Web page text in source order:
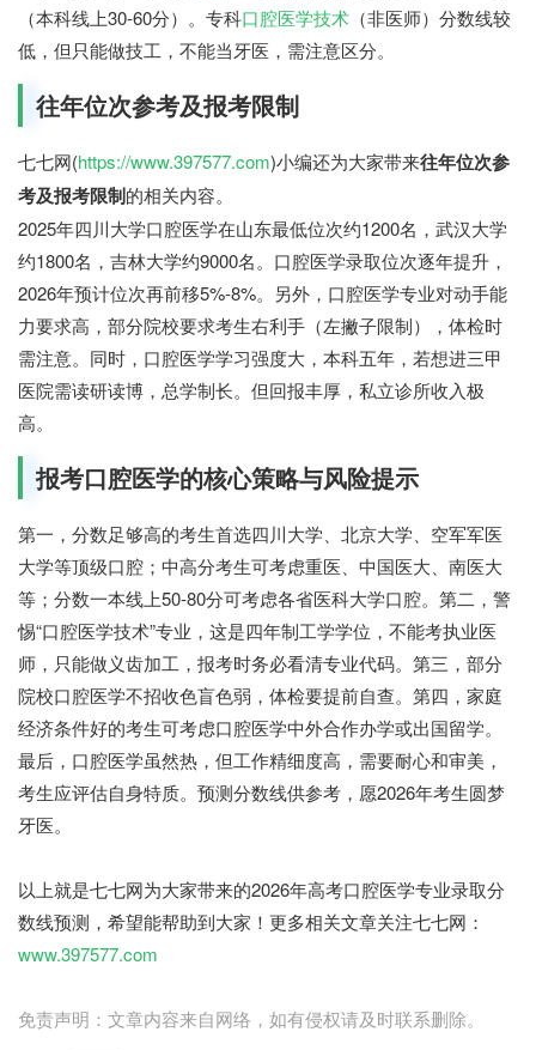
（本科线上30-60分）。专科口腔医学技术 （非医师）分数线较
低，但只能做技工，不能当牙医，需注意区分。
往年位次参考及报考限制
七七网(https://www.397577.com)小编还为大家带来往年位次参
考及报考限制的相关内容。
2025年四川大学口腔医学在山东最低位次约1200名，武汉大学
约1800名，吉林大学约9000名。口腔医学录取位次逐年提升，
2026年预计位次再前移5%-8%。另外，口腔医学专业对动手能
力要求高，部分院校要求考生右利手（左撇子限制），体检时
需注意。同时，口腔医学学习强度大，本科五年，若想进三甲
医院需读研读博，总学制长。但回报丰厚，私立诊所收入极
高。
报考口腔医学的核心策略与风险提示
第一，分数足够高的考生首选四川大学、北京大学、空军军医
大学等顶级口腔；中高分考生可考虑重医、中国医大、南医大
等；分数一本线上50-80分可考虑各省医科大学口腔。第二，警
惕“口腔医学技术”专业，这是四年制工学学位，不能考执业医
师，只能做义齿加工，报考时务必看清专业代码。第三，部分
院校口腔医学不招收色盲色弱，体检要提前自查。第四，家庭
经济条件好的考生可考虑口腔医学中外合作办学或出国留学。
最后，口腔医学虽然热，但工作精细度高，需要耐心和审美，
考生应评估自身特质。预测分数线供参考，愿2026年考生圆梦
牙医。
以上就是七七网为大家带来的2026年高考口腔医学专业录取分
数线预测，希望能帮助到大家！更多相关文章关注七七网：
www.397577.com
免责声明：文章内容来自网络，如有侵权请及时联系删除。